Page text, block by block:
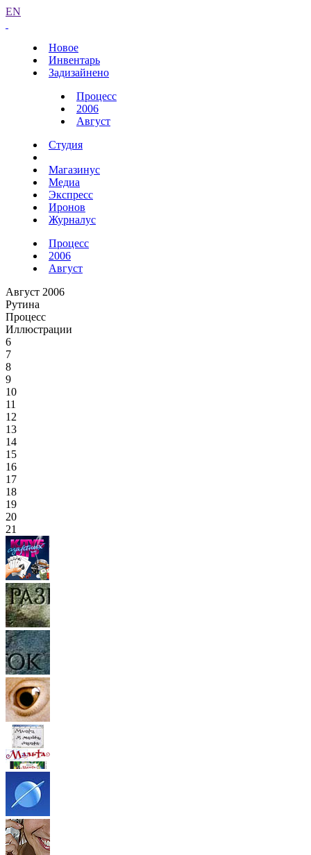
EN
Новое
Инвентарь
Задизайнено
Процесс
2006
Август
Студия
Магазинус
Медиа
Экспресс
Иронов
Журналус
Процесс
2006
Август
Август 2006
Рутина
Процесс
Иллюстрации
6
7
8
9
10
11
12
13
14
15
16
17
18
19
20
21